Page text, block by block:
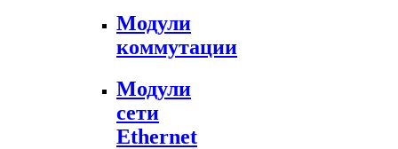
Модули
коммутации
Модули
сети
Ethernet